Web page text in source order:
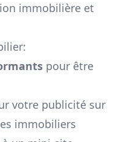
immobilière et
pour être
votre publicité sur
immobiliers